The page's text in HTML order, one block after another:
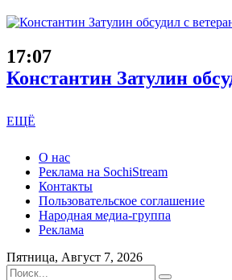
17:07
Константин Затулин
ЕЩЁ
О нас
Реклама на SochiStream
Контакты
Пользовательское соглашение
Народная медиа-группа
Реклама
Пятница, Август 7, 2026